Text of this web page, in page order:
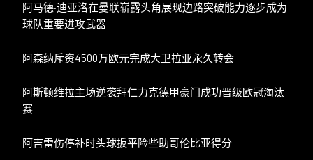
阿马德·迪亚洛在曼联崭露头角展现边路突破能力逐步成为
球队重要进攻武器
阿森纳斥资4500万欧元完成大卫拉亚永久转会
阿斯顿维拉主场逆袭拜仁力克德甲豪门成功晋级欧冠淘汰
赛
阿吉雷伤停补时头球扳平险些助哥伦比亚得分